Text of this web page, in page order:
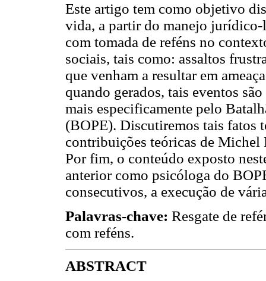
Este artigo tem como objetivo
vida, a partir do manejo jurídico-
com tomada de reféns no
sociais, tais como: assaltos
que venham a resultar em
quando gerados, tais eventos
mais especificamente pelo
(BOPE). Discutiremos tais fatos
contribuições teóricas de
Por fim, o conteúdo exposto
anterior como psicóloga do
consecutivos, a execução de
Palavras-chave: Resgate de
com reféns.
ABSTRACT